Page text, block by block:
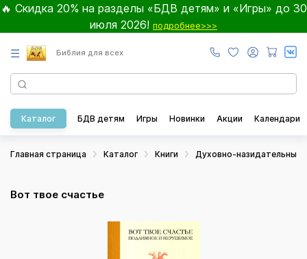
🔥 Скидка 20% на разделы «БДВ детям» и «Игры» до 30
июля 2026! подробнее>>>
☰ Библия для всех
Каталог БДВ детям Игры Новинки Акции Календари
Главная страница Каталог Книги Духовно-назидательные
Вот твое счастье